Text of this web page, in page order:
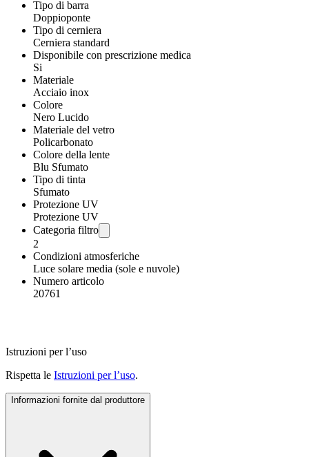
Tipo di barra
Doppioponte
Tipo di cerniera
Cerniera standard
Disponibile con prescrizione medica
Si
Materiale
Acciaio inox
Colore
Nero Lucido
Materiale del vetro
Policarbonato
Colore della lente
Blu Sfumato
Tipo di tinta
Sfumato
Protezione UV
Protezione UV
Categoria filtro
2
Condizioni atmosferiche
Luce solare media (sole e nuvole)
Numero articolo
20761
Istruzioni per l’uso
Rispetta le Istruzioni per l’uso.
Informazioni fornite dal produttore